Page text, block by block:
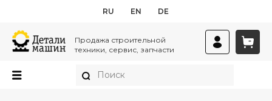
RU EN DE
Продажа строительной
техники, сервис, запчасти